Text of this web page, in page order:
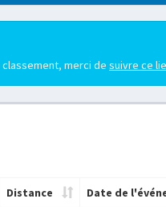
merci de suivre ce
Distance Date de